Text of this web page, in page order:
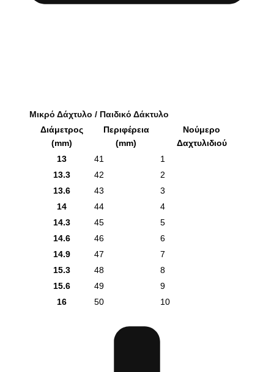
Μικρό Δάχτυλο / Παιδικό Δάκτυλο
Διάμετρος
(mm)
Περιφέρεια
(mm)
Νούμερο
Δαχτυλιδιού
13
41
1
13.3
42
2
13.6
43
3
14
44
4
14.3
45
5
14.6
46
6
14.9
47
7
15.3
48
8
15.6
49
9
16
50 10